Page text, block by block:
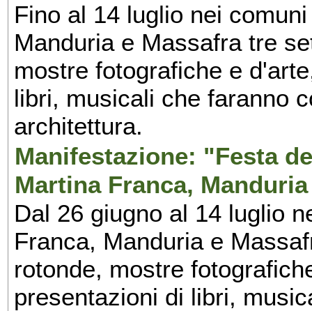
Fino al 14 luglio nei
Manduria e Massafra tre
mostre fotografiche e
libri, musicali che faranno
architettura.
Manifestazione: "Festa
Martina Franca,
Dal 26 giugno al 14 luglio
Franca, Manduria e
rotonde, mostre
presentazioni di libri,